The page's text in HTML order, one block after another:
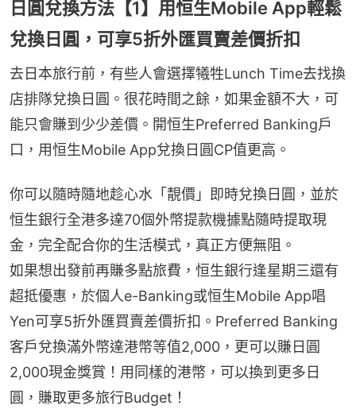
日圓兌換方法【1】用恒生Mobile App輕鬆
兌換日圓，可享5折外匯買賣差價折扣
去日本旅行前，有些人會選擇犧牲Lunch Time去找換
店排隊兌換日圓。很花時間之餘，如果金額不大，可
能只會賺到少少差價。開恒生Preferred Banking戶
口，用恒生Mobile App兌換日圓CP值更高。
你可以隨時隨地趁心水「靚價」即時兌換日圓，並於
恒生銀行全港多達70個外幣提款機據點隨時提取現
金，完全配合你的生活模式，真正方便無阻。
如果想出發前再賺多點旅費，恒生銀行逢星期三還有
超抵優惠，於個人e-Banking或恒生Mobile App唱
Yen可享5折外匯買賣差價折扣。Preferred Banking
客戶兌換滿外幣達港幣等值2,000，更可以賺日圓
2,000現金獎賞！用同樣的港幣，可以換到更多日
圓，賺取更多旅行Budget！